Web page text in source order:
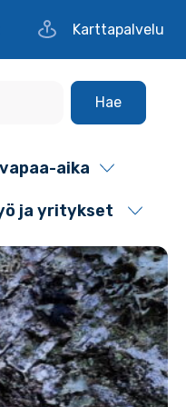
Karttapalvelu
Hae
aika
ja yritykset